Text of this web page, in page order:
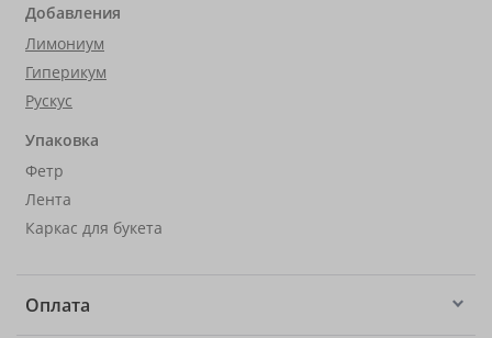
Добавления
Лимониум
Гиперикум
Рускус
Упаковка
Фетр
Лента
Каркас для букета
Оплата